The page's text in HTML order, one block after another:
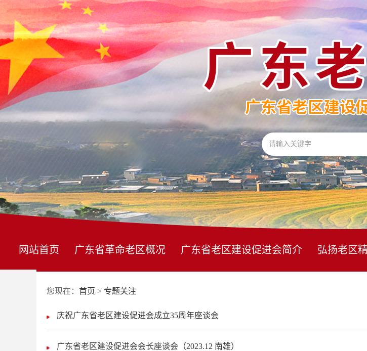
网站首页 广东省革命老区概况 广东省老区建设促进会简介 弘扬老区
您现在： 首页 > 专题关注
庆祝广东省老区建设促进会成立35周年座谈会
广东省老区建设促进会会长座谈会（2023.12 南雄）